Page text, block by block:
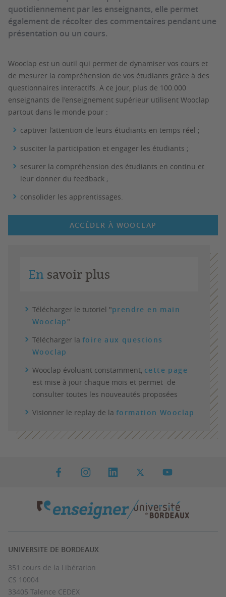
quotidiennement par les enseignants, elle permet
également de récolter des commentaires pendant une
présentation ou un cours.
Wooclap est un outil qui permet de dynamiser vos cours et
de mesurer la compréhension de vos étudiants grâce à des
questionnaires interactifs. A ce jour, plus de 100.000
enseignants de l'enseignement supérieur utilisent Wooclap
partout dans le monde pour :
captiver l’attention de leurs étudiants en temps réel ;
susciter la participation et engager les étudiants ;
sesurer la compréhension des étudiants en continu et
leur donner du feedback ;
consolider les apprentissages.
ACCÉDER À WOOCLAP
En savoir plus
Télécharger le tutoriel "prendre en main
Wooclap "
Télécharger la foire aux questions
Wooclap
Wooclap évoluant constamment, cette page
est mise à jour chaque mois et permet de
consulter toutes les nouveautés proposées
Visionner le replay de la formation Wooclap
UNIVERSITE DE BORDEAUX
351 cours de la Libération
CS 10004
33405 Talence CEDEX